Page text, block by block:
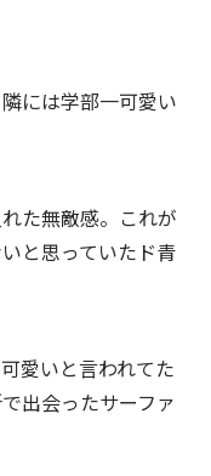
には学部一可愛い
た無敵感。これが
と思っていたド青
愛いと言われてた
出会ったサーファ